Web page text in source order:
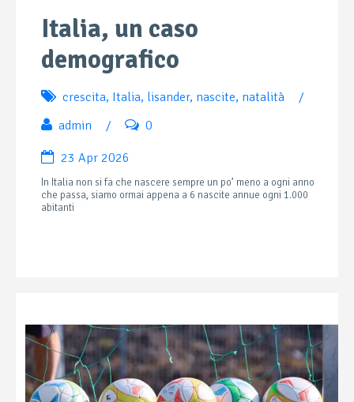
Italia, un caso
demografico
crescita, Italia, lisander, nascite, natalità
/
admin
/ 0
23 Apr 2026
In Italia non si fa che nascere sempre un po’ meno a ogni anno
che passa, siamo ormai appena a 6 nascite annue ogni 1.000
abitanti